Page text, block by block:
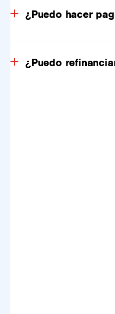
¿Puedo hacer
¿Puedo